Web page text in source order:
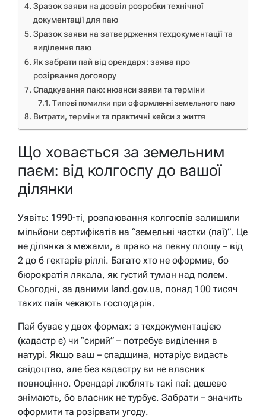
Зразок заяви на дозвіл розробки технічної
документації для паю
Зразок заяви на затвердження техдокументації та
виділення паю
Як забрати пай від орендаря: заява про
розірвання договору
Спадкування паю: нюанси заяви та терміни
Типові помилки при оформленні земельного паю
Витрати, терміни та практичні кейси з життя
Що ховається за земельним
паєм: від колгоспу до вашої
ділянки
Уявіть: 1990-ті, розпаювання колгоспів залишили
мільйони сертифікатів на “земельні частки (паї)”. Це
не ділянка з межами, а право на певну площу – від
2 до 6 гектарів ріллі. Багато хто не оформив, бо
бюрократія лякала, як густий туман над полем.
Сьогодні, за даними land.gov.ua, понад 100 тисяч
таких паїв чекають господарів.
Пай буває у двох формах: з техдокументацією
(кадастр є) чи “сирий” – потребує виділення в
натурі. Якщо ваш – спадщина, нотаріус видасть
свідоцтво, але без кадастру ви не власник
повноцінно. Орендарі люблять такі паї: дешево
знімають, бо власник не турбує. Забрати – значить
оформити та розірвати угоду.